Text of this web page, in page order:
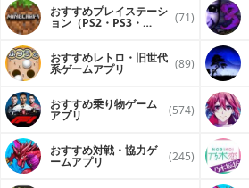
おすすめプレイステーシ
ョン（PS2・PS3・ (71)
おすすめレトロ・旧世代
系ゲームアプリ (89)
おすすめ乗り物ゲーム
アプリ (574)
おすすめ対戦・協力ゲ
ームアプリ (245)